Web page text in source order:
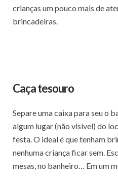
crianças um pouco mais de
brincadeiras.
Caça tesouro
Separe uma caixa para seu o
algum lugar (não visível) do
festa. O ideal é que tenham
nenhuma criança ficar sem.
mesas, no banheiro… Em um